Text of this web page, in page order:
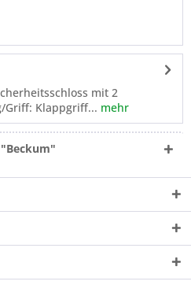
mit 2
Griff: Klappgriff... mehr